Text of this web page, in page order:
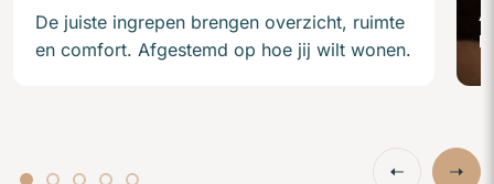
De juiste ingrepen brengen overzicht, ruimte
en comfort. Afgestemd op hoe jij wilt wonen.